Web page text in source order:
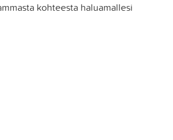
kohteesta haluamallesi